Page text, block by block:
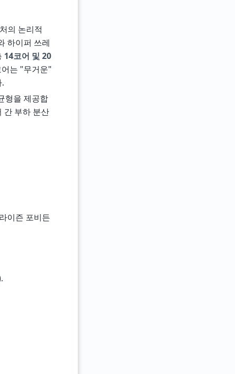
의 논리적
하이퍼 쓰레
14코어 및 20
는 "무거운"
형을 제공합
간 부하 분산
이즌 포비든